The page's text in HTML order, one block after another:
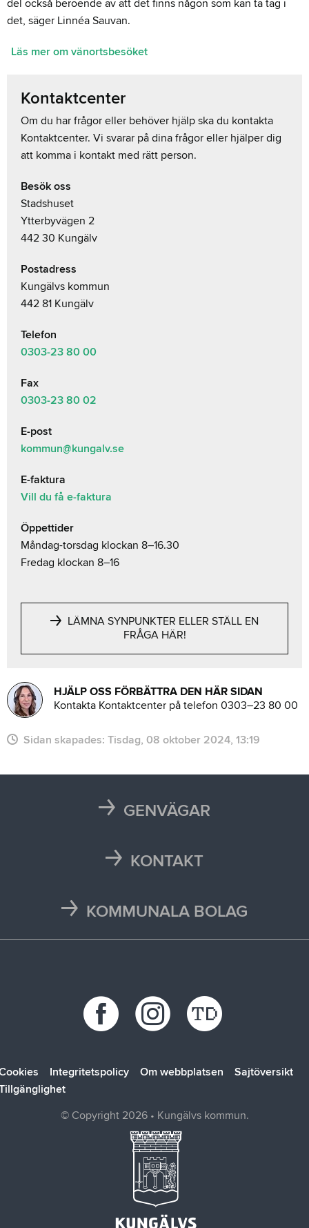
del också beroende av att det finns någon som kan ta tag i
det, säger Linnéa Sauvan.
Läs mer om vänortsbesöket
Kontaktcenter
Om du har frågor eller behöver hjälp ska du kontakta
Kontaktcenter. Vi svarar på dina frågor eller hjälper dig
att komma i kontakt med rätt person.
Besök oss
Stadshuset
Ytterbyvägen 2
442 30 Kungälv
Postadress
Kungälvs kommun
442 81 Kungälv
Telefon
0303-23 80 00
Fax
0303-23 80 02
E-post
kommun@kungalv.se
E-faktura
Vill du få e-faktura
Öppettider
Måndag-torsdag klockan 8–16.30
Fredag klockan 8–16
LÄMNA SYNPUNKTER ELLER STÄLL EN
FRÅGA HÄR!
HJÄLP OSS FÖRBÄTTRA DEN HÄR SIDAN
Kontakta Kontaktcenter på telefon 0303–23 80 00
Sidan skapades: tisdag, 08 oktober 2024, 13:19
GENVÄGAR
Läsårstider
KONTAKT
Press och media
KOMMUNALA BOLAG
Kungälvsbostäder
Kungälv Energi
Integritetspolicy Om webbplatsen
Sajtöversikt
© Copyright 2026 • Kungälvs kommun.